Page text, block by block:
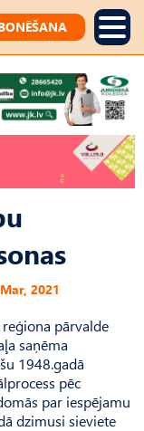
2021
pārvalde
saņēma
1948.gadā
pēc
par iespējamu
dzimusi sieviete